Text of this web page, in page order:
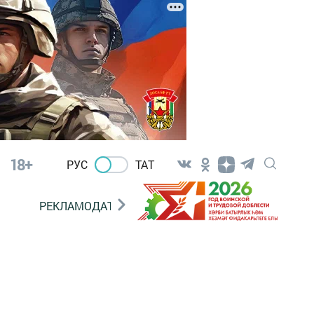
18+ РУС ТАТ
РЕКЛАМОДАТЕЛЯМ